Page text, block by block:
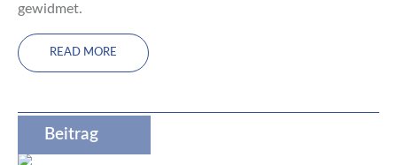
gewidmet.
READ MORE
Beitrag